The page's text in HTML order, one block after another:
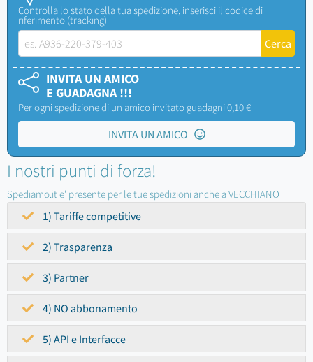
Controlla lo stato della tua spedizione, inserisci il codice di
riferimento (tracking)
INVITA UN AMICO
E GUADAGNA !!!
Per ogni spedizione di un amico invitato guadagni 0,10 €
INVITA UN AMICO
I nostri punti di forza!
Spediamo.it e' presente per le tue spedizioni anche a VECCHIANO
1) Tariffe competitive
2) Trasparenza
3) Partner
4) NO abbonamento
5) API e Interfacce